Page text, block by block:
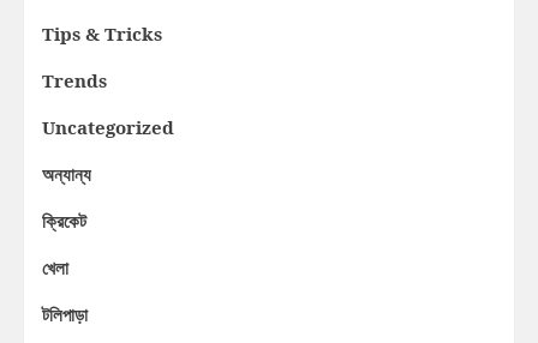
Tips & Tricks
Trends
Uncategorized
অন্যান্য
ক্রিকেট
খেলা
টলিপাড়া